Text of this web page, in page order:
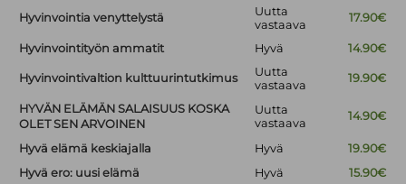
Hyvinvointia venyttelystä
Uutta
vastaava
17.90€
Hyvinvointityön ammatit Hyvä 14.90€
Hyvinvointivaltion kulttuurintutkimus
Uutta
vastaava
19.90€
HYVÄN ELÄMÄN SALAISUUS KOSKA
OLET SEN ARVOINEN
Uutta
vastaava
14.90€
Hyvä elämä keskiajalla Hyvä
19.90€
Hyvä ero: uusi elämä
Hyvä 15.90€